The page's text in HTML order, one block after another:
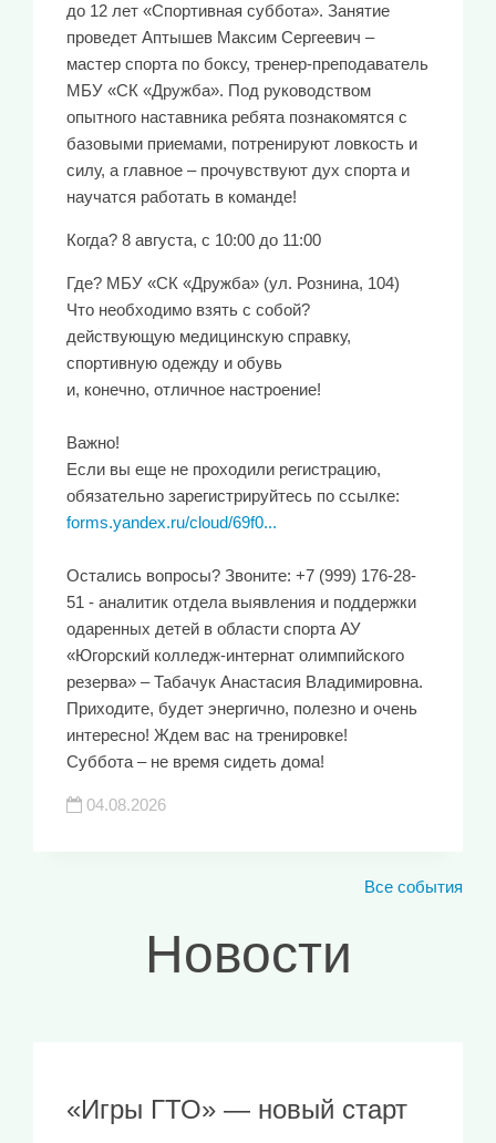
до 12 лет «Спортивная суббота». Занятие
проведет Аптышев Максим Сергеевич –
мастер спорта по боксу, тренер-преподаватель
МБУ «СК «Дружба». Под руководством
опытного наставника ребята познакомятся с
базовыми приемами, потренируют ловкость и
силу, а главное – прочувствуют дух спорта и
научатся работать в команде!
Когда? 8 августа, с 10:00 до 11:00
Где? МБУ «СК «Дружба» (ул. Рознина, 104)
Что необходимо взять с собой?
действующую медицинскую справку,
спортивную одежду и обувь
и, конечно, отличное настроение!
Важно!
Если вы еще не проходили регистрацию,
обязательно зарегистрируйтесь по ссылке:
forms.yandex.ru/cloud/69f0...
Остались вопросы? Звоните: +7 (999) 176-28-
51 - аналитик отдела выявления и поддержки
одаренных детей в области спорта АУ
«Югорский колледж-интернат олимпийского
резерва» – Табачук Анастасия Владимировна.
Приходите, будет энергично, полезно и очень
интересно! Ждем вас на тренировке!
Суббота – не время сидеть дома!
04.08.2026
Все события
Новости
«Игры ГТО» — новый старт